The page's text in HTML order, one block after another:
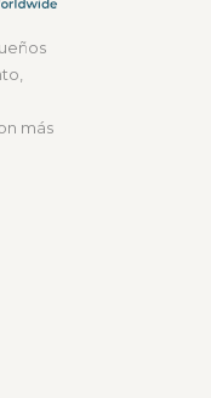
más